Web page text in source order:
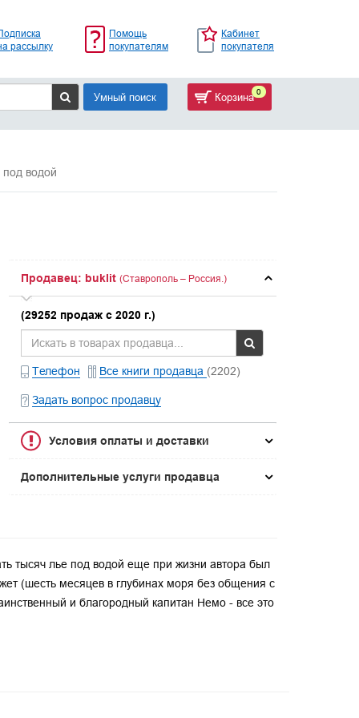
рассылку
Помощь
покупателям
Кабинет
покупателя
Умный поиск Корзина 0
под водой
Продавец: buklit (Ставрополь – Россия.)
(29252 продаж с 2020 г.)
Телефон Все книги продавца (2202)
Задать вопрос продавцу
Условия оплаты и доставки
Дополнительные услуги продавца
тысяч лье под водой еще при жизни автора был
(шесть месяцев в глубинах моря без общения с
и благородный капитан Немо - все это